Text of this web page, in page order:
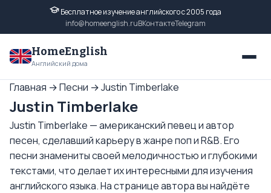
Бесплатное изучение английского с 2005 года
info@homeenglish.ruВКонтактеTelegram
HomeEnglish
Английский дома
Главная →Песни →Justin Timberlake
Justin Timberlake
Justin Timberlake — американский певец и автор
песен, сделавший карьеру в жанре поп и R&B. Его
песни знамениты своей мелодичностью и глубокими
текстами, что делает их интересными для изучения
английского языка. На странице автора вы найдёте